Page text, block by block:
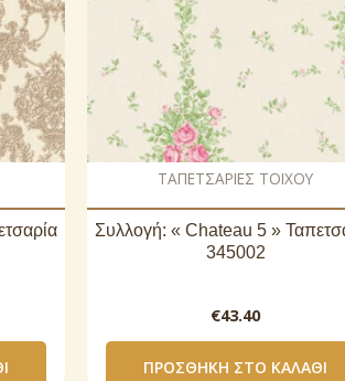
ΤΑΠΕΤΣΑΡΙΕΣ ΤΟΙΧΟΥ
Συλλογή: « Chateau 5 »
345002
€43.40
ΠΡΟΣΘΉΚΗ ΣΤΟ ΚΑΛΆΘΙ